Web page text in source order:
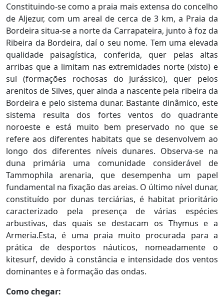
Constituindo-se como a praia mais extensa do concelho
de Aljezur, com um areal de cerca de 3 km, a Praia da
Bordeira situa-se a norte da Carrapateira, junto à foz da
Ribeira da Bordeira, daí o seu nome. Tem uma elevada
qualidade paisagística, conferida, quer pelas altas
arribas que a limitam nas extremidades norte (xisto) e
sul (formações rochosas do Jurássico), quer pelos
arenitos de Silves, quer ainda a nascente pela ribeira da
Bordeira e pelo sistema dunar. Bastante dinâmico, este
sistema resulta dos fortes ventos do quadrante
noroeste e está muito bem preservado no que se
refere aos diferentes habitats que se desenvolvem ao
longo dos diferentes níveis dunares. Observa-se na
duna primária uma comunidade considerável de
Tammophila arenaria, que desempenha um papel
fundamental na fixação das areias. O último nível dunar,
constituído por dunas terciárias, é habitat prioritário
caracterizado pela presença de várias espécies
arbustivas, das quais se destacam os Thymus e a
Armeria.Esta, é uma praia muito procurada para a
prática de desportos náuticos, nomeadamente o
kitesurf, devido à constância e intensidade dos ventos
dominantes e à formação das ondas.
Como chegar: